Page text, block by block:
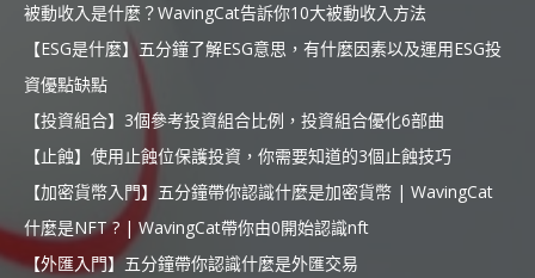
被動收入是什麼？WavingCat告訴你10大被動收入方法
【ESG是什麼】五分鐘了解ESG意思，有什麼因素以及運用ESG投
資優點缺點
【投資組合】3個參考投資組合比例，投資組合優化6部曲
【止蝕】使用止蝕位保護投資，你需要知道的3個止蝕技巧
【加密貨幣入門】五分鐘帶你認識什麼是加密貨幣 | WavingCat
什麼是NFT ? | WavingCat帶你由0開始認識nft
【外匯入門】五分鐘帶你認識什麼是外匯交易